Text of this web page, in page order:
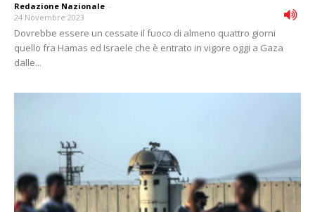
Redazione Nazionale -
24 Novembre 2023
Dovrebbe essere un cessate il fuoco di almeno quattro giorni
quello fra Hamas ed Israele che è entrato in vigore oggi a Gaza
dalle...